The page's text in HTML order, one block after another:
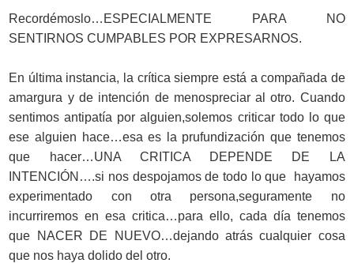
Recordémoslo…ESPECIALMENTE PARA NO
SENTIRNOS CUMPABLES POR EXPRESARNOS.
En última instancia, la crítica siempre está a compañada de
amargura y de intención de menospreciar al otro. Cuando
sentimos antipatía por alguien,solemos criticar todo lo que
ese alguien hace…esa es la prufundización que tenemos
que hacer…UNA CRITICA DEPENDE DE LA
INTENCIÓN….si nos despojamos de todo lo que hayamos
experimentado con otra persona,seguramente no
incurriremos en esa critica…para ello, cada día tenemos
que NACER DE NUEVO…dejando atrás cualquier cosa
que nos haya dolido del otro.